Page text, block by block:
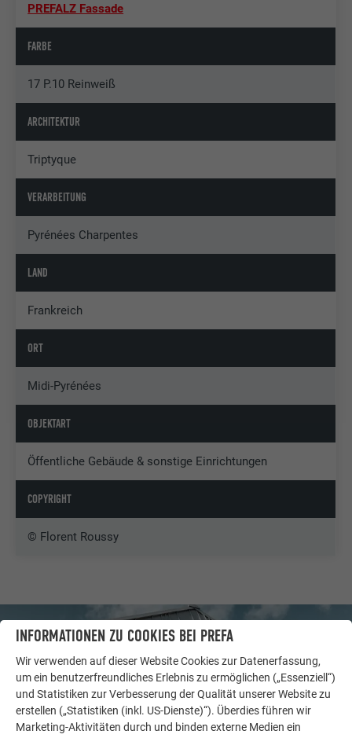
PREFALZ Fassade
FARBE
17 P.10 Reinweiß
ARCHITEKTUR
Triptyque
VERARBEITUNG
Pyrénées Charpentes
LAND
Frankreich
ORT
Midi-Pyrénées
OBJEKTART
Öffentliche Gebäude & sonstige Einrichtungen
COPYRIGHT
© Florent Roussy
INFORMATIONEN ZU COOKIES BEI PREFA
Wir verwenden auf dieser Website Cookies zur Datenerfassung,
um ein benutzerfreundliches Erlebnis zu ermöglichen („Essenziell“)
und Statistiken zur Verbesserung der Qualität unserer Website zu
erstellen („Statistiken (inkl. US-Dienste)“). Überdies führen wir
Marketing-Aktivitäten durch und binden externe Medien ein